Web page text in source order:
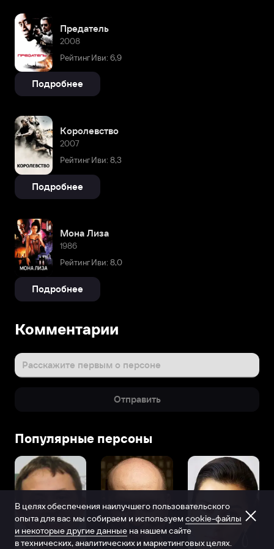
Предатель
2008
Рейтинг Иви: 6,9
Подробнее
Королевство
2007
Рейтинг Иви: 8,3
Подробнее
Мона Лиза
1986
Рейтинг Иви: 8,0
Подробнее
Комментарии
Расскажите первым о персоне
Отправить
Популярные персоны
В целях обеспечения наилучшего пользовательского
опыта для вас мы собираем и используем cookie-файлы
и некоторые другие данные на нашем сайте
в технических, аналитических и маркетинговых целях.